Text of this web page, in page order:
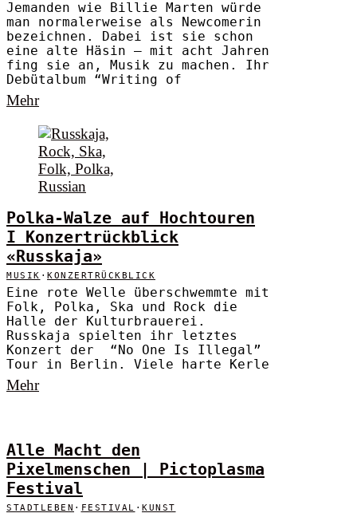
Jemanden wie Billie Marten würde
man normalerweise als Newcomerin
bezeichnen. Dabei ist sie schon
eine alte Häsin – mit acht Jahren
fing sie an, Musik zu machen. Ihr
Debütalbum “Writing of
Mehr
Polka-Walze auf Hochtouren
I Konzertrückblick
«Russkaja»
MUSIK · KONZERTRÜCKBLICK
Eine rote Welle überschwemmte mit
Folk, Polka, Ska und Rock die
Halle der Kulturbrauerei.
Russkaja spielten ihr letztes
Konzert der “No One Is Illegal”
Tour in Berlin. Viele harte Kerle
Mehr
Alle Macht den
Pixelmenschen | Pictoplasma
Festival
STADTLEBEN · FESTIVAL · KUNST